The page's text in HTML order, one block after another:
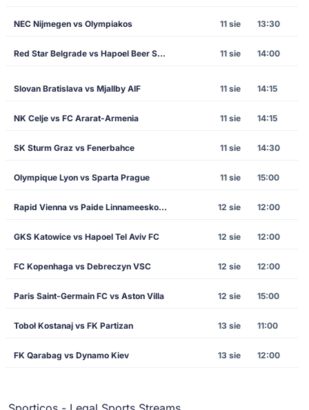
NEC Nijmegen vs Olympiakos 11 sie 13:30
Red Star Belgrade vs Hapoel Beer Sheva 11 sie 14:00
Slovan Bratislava vs Mjallby AIF 11 sie 14:15
NK Celje vs FC Ararat-Armenia 11 sie 14:15
SK Sturm Graz vs Fenerbahce 11 sie 14:30
Olympique Lyon vs Sparta Prague 11 sie 15:00
Rapid Vienna vs Paide Linnameeskond 12 sie 12:00
GKS Katowice vs Hapoel Tel Aviv FC 12 sie 12:00
FC Kopenhaga vs Debreczyn VSC 12 sie 12:00
Paris Saint-Germain FC vs Aston Villa 12 sie 15:00
Toboł Kostanaj vs FK Partizan 13 sie 11:00
FK Qarabag vs Dynamo Kiev 13 sie 12:00